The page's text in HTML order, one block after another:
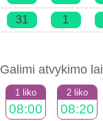
31 1
Galimi atvykimo
1 liko
08:00
2 liko
08:20